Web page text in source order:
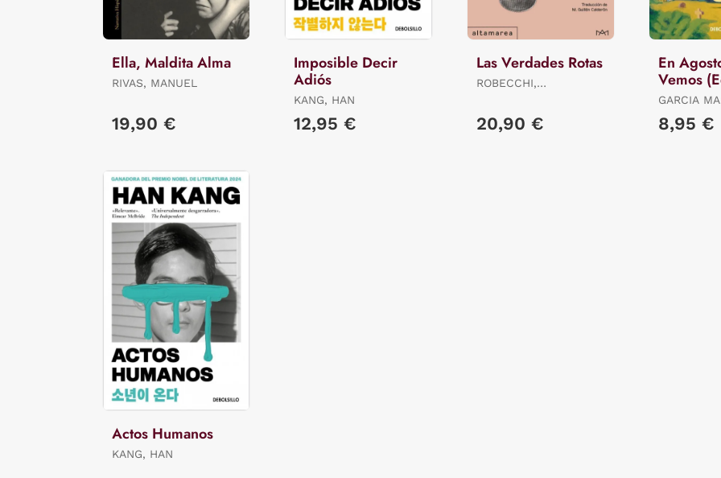
Ella, Maldita Alma
RIVAS, MANUEL
19,90 €
Imposible Decir
Adiós
KANG, HAN
12,95 €
Las Verdades Rotas
ROBECCHI,
20,90 €
En
Vemos
Limitada)
GARCIA
GABRIEL
8,95 €
Actos Humanos
KANG, HAN